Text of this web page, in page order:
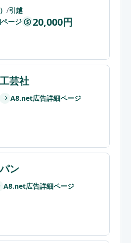
/引越
ージ
$ 20,000円
芸社
A8.net広告詳細ページ
ン
A8.net広告詳細ページ